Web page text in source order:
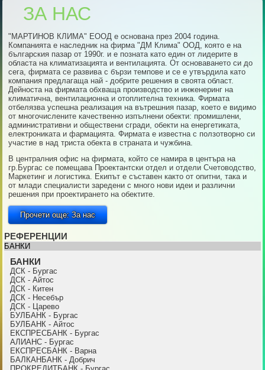
ЗА НАС
"МАРТИНОВ КЛИМА" ЕООД е основана през 2004 година.
Компанията е наследник на фирма "ДМ Клима" ООД, която е на
българския пазар от 1990г. и е позната като един от лидерите в
областа на климатизацията и вентилацията. От основаването си до
сега, фирмата се развива с бързи темпове и се е утвърдила като
компания предлагаща най - добрите решения в своята област.
Дейноста на фирмата обхваща производство и инженеринг на
климатична, вентилационна и отоплителна техника. Фирмата
отбелязва успешна реализация на вътрешния пазар, което е видимо
от многочислените качественно изпълнени обекти: промишлени,
административни и обществени сгради, обекти на енергетиката,
електрониката и фармацията. Фирмата e известна с ползотворно си
участие в над триста обекта в страната и чужбина.
В централния офис на фирмата, който се намира в центъра на
гр.Бургас се помещава Проектантски отдел и отдели Счетоводство,
Маркетинг и логистика. Екипът е съставен както от опитни, така и
от млади специалисти заредени с много нови идеи и различни
решения при проектирането на обектите.
Прочети още: За нас
РЕФЕРЕНЦИИ
БАНКИ
БАНКИ
ДСК - Бургас
ДСК - Айтос
ДСК - Китен
ДСК - Несебър
ДСК - Царево
БУЛБАНК - Бургас
БУЛБАНК - Айтос
ЕКСПРЕСБАНК - Бургас
АЛИАНС - Бургас
ЕКСПРЕСБАНК - Варна
БАЛКАНБАНК - Добрич